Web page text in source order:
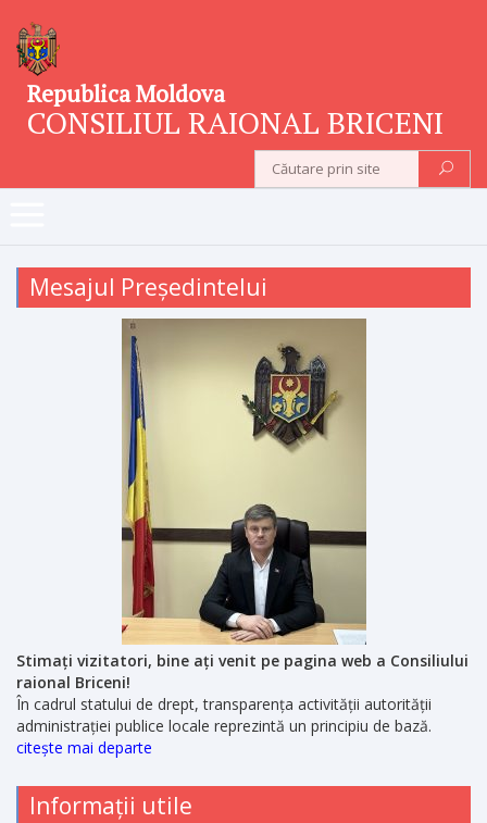
Republica Moldova
CONSILIUL RAIONAL BRICENI
Mesajul Președintelui
Stimați vizitatori, bine ați venit pe pagina web a Consiliului
raional Briceni!
În cadrul statului de drept, transparența activității autorității
administrației publice locale reprezintă un principiu de bază.
citește mai departe
Informații utile